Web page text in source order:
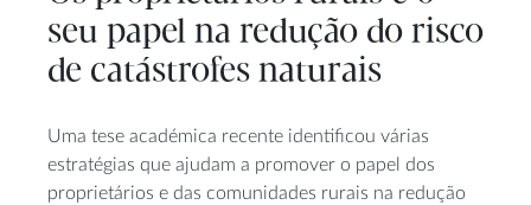
seu papel na redução do risco
de catástrofes naturais
Uma tese académica recente identificou várias
estratégias que ajudam a promover o papel dos
proprietários e das comunidades rurais na redução